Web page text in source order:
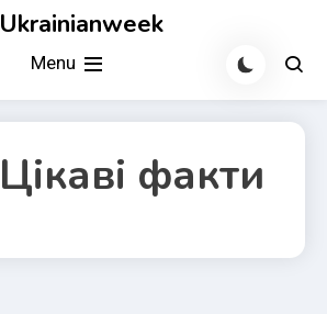
Ukrainianweek
Menu
Цікаві факти